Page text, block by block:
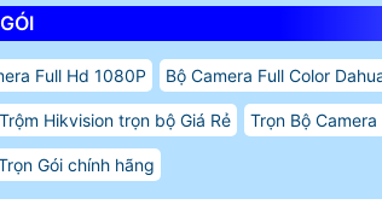
Full Hd 1080P Bộ Camera Full Color
Hikvision trọn bộ Giá Rẻ Trọn Bộ
Gói chính hãng